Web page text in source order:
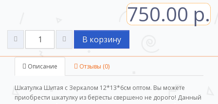
750.00 р.
В корзину
Описание Отзывы (0)
Шкатулка Шитая с Зеркалом 12*13*6см оптом. Вы можете
приобрести шкатулку из бересты свершено не дорого! Данный